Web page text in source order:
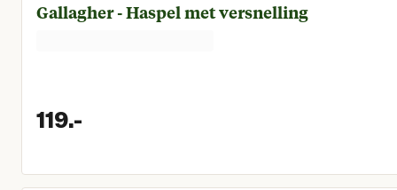
Gallagher - Haspel met versnelling
119.-
Huidige prijs € 119,00